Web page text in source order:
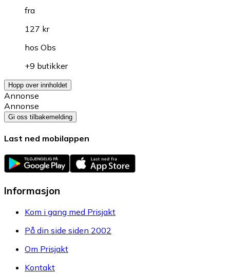
fra
127 kr
hos Obs
+9 butikker
Hopp over innholdet
Annonse
Annonse
Gi oss tilbakemelding
Last ned mobilappen
Informasjon
Kom i gang med Prisjakt
På din side siden 2002
Om Prisjakt
Kontakt